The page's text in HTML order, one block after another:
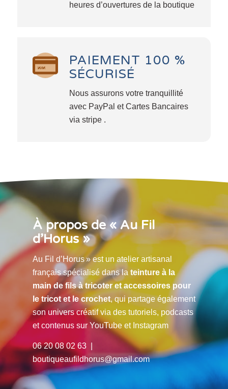
heures d’ouvertures de la boutique
PAIEMENT 100 %
SÉCURISÉ
Nous assurons votre tranquillité
avec PayPal et Cartes Bancaires
via stripe .
À propos de « Au Fil
d’Horus »
Au Fil d’Horus » est un atelier artisanal
français spécialisé dans la teinture à la
main de fils à tricoter et accessoires pour
le tricot et le crochet, qui partage également
son univers créatif via des tutoriels, podcasts
et contenus sur YouTube et Instagram
06 20 08 02 63 |
boutiqueaufildhorus@gmail.com